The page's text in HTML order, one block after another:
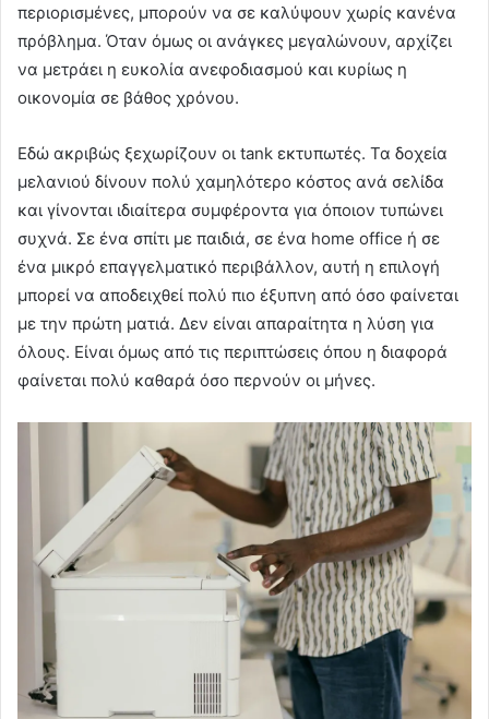
περιορισμένες, μπορούν να σε καλύψουν χωρίς κανένα
πρόβλημα. Όταν όμως οι ανάγκες μεγαλώνουν, αρχίζει
να μετράει η ευκολία ανεφοδιασμού και κυρίως η
οικονομία σε βάθος χρόνου.
Εδώ ακριβώς ξεχωρίζουν οι tank εκτυπωτές. Τα δοχεία
μελανιού δίνουν πολύ χαμηλότερο κόστος ανά σελίδα
και γίνονται ιδιαίτερα συμφέροντα για όποιον τυπώνει
συχνά. Σε ένα σπίτι με παιδιά, σε ένα home office ή σε
ένα μικρό επαγγελματικό περιβάλλον, αυτή η επιλογή
μπορεί να αποδειχθεί πολύ πιο έξυπνη από όσο φαίνεται
με την πρώτη ματιά. Δεν είναι απαραίτητα η λύση για
όλους. Είναι όμως από τις περιπτώσεις όπου η διαφορά
φαίνεται πολύ καθαρά όσο περνούν οι μήνες.